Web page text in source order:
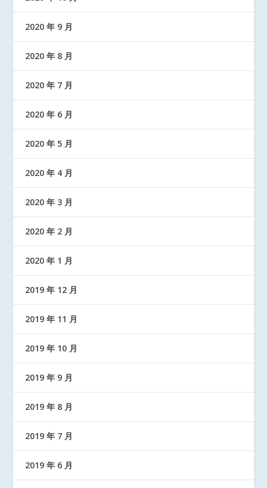
2020 年 9 月
2020 年 8 月
2020 年 7 月
2020 年 6 月
2020 年 5 月
2020 年 4 月
2020 年 3 月
2020 年 2 月
2020 年 1 月
2019 年 12 月
2019 年 11 月
2019 年 10 月
2019 年 9 月
2019 年 8 月
2019 年 7 月
2019 年 6 月